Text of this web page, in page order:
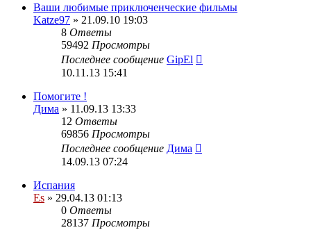
Ваши любимые приключенческие фильмы
Katze97 » 21.09.10 19:03
8 Ответы
59492 Просмотры
Последнее сообщение GipEl
10.11.13 15:41
Помогите !
Дима » 11.09.13 13:33
12 Ответы
69856 Просмотры
Последнее сообщение Дима
14.09.13 07:24
Испания
Es » 29.04.13 01:13
0 Ответы
28137 Просмотры